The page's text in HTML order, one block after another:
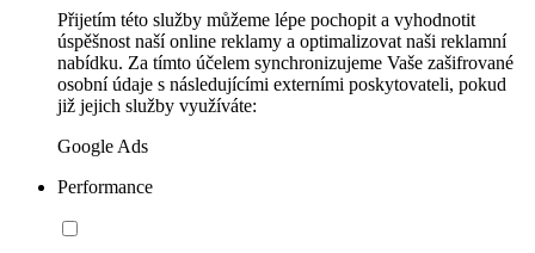
Přijetím této služby můžeme lépe pochopit a vyhodnotit
úspěšnost naší online reklamy a optimalizovat naši reklamní
nabídku. Za tímto účelem synchronizujeme Vaše zašifrované
osobní údaje s následujícími externími poskytovateli, pokud
již jejich služby využíváte:
Google Ads
Performance